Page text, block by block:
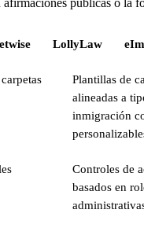
públicas o la
LollyLaw
Plantillas de
alineadas a
inmigración
Controles de
basados en